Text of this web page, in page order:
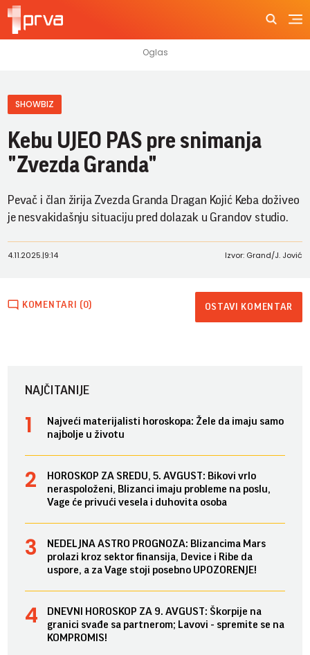
SHOWBIZ
Kebu UJEO PAS pre snimanja
"Zvezda Granda"
Pevač i član žirija Zvezda Granda Dragan Kojić Keba doživeo
je nesvakidašnju situaciju pred dolazak u Grandov studio.
4.11.2025.|9:14 Izvor: Grand/J. Jović
KOMENTARI (0) OSTAVI KOMENTAR
NAJČITANIJE
Najveći materijalisti horoskopa: Žele da imaju samo
najbolje u životu
HOROSKOP ZA SREDU, 5. AVGUST: Bikovi vrlo
neraspoloženi, Blizanci imaju probleme na poslu,
Vage će privući vesela i duhovita osoba
NEDELJNA ASTRO PROGNOZA: Blizancima Mars
prolazi kroz sektor finansija, Device i Ribe da
uspore, a za Vage stoji posebno UPOZORENJE!
DNEVNI HOROSKOP ZA 9. AVGUST: Škorpije na
granici svađe sa partnerom; Lavovi - spremite se na
KOMPROMIS!